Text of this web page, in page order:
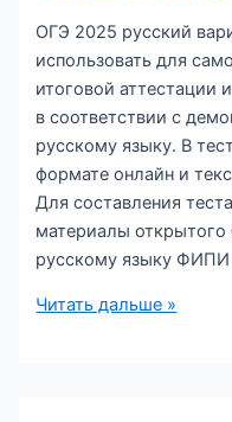
ОГЭ 2025 русский
использовать для
итоговой аттестации
в соответствии с
русскому языку. В
формате онлайн и
Для составления
материалы открытого
русскому языку
Тест
Читать дальше »